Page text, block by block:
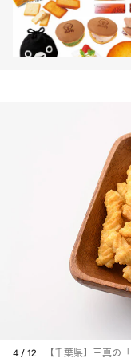
4 / 12 【千葉県】三真の